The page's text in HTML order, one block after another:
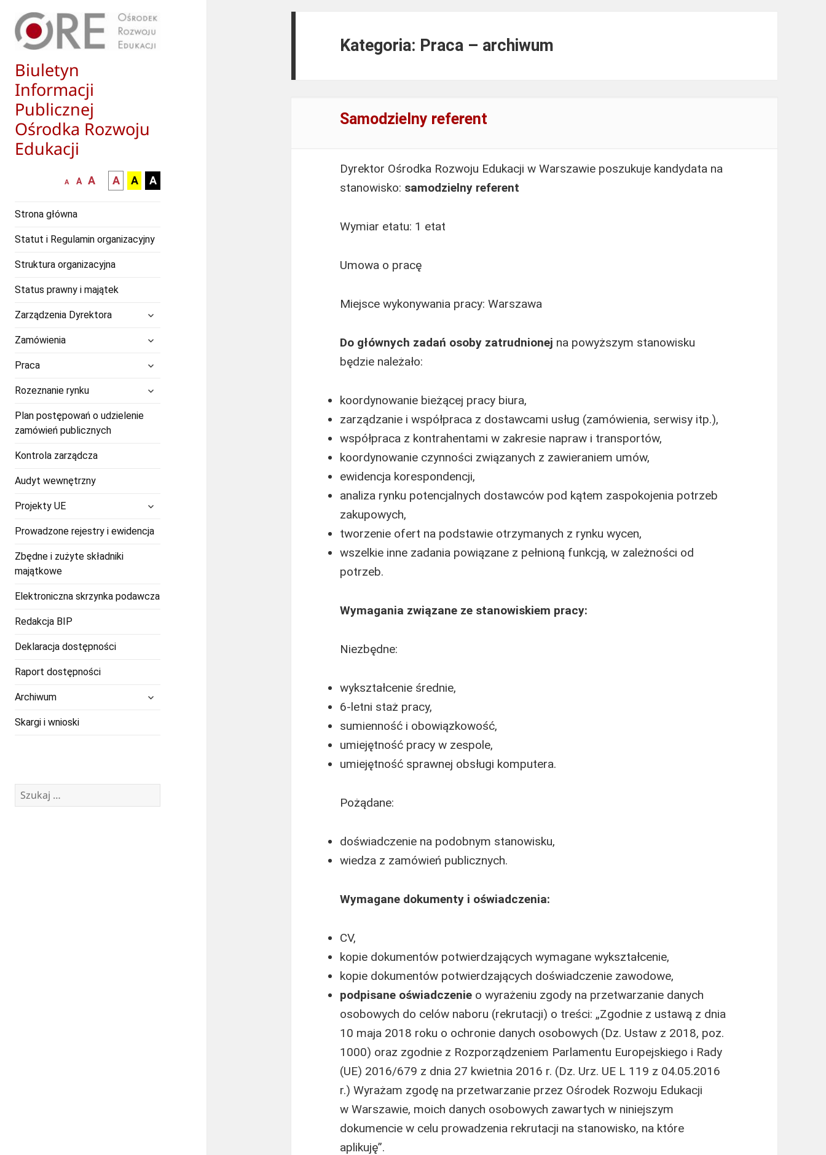
Biuletyn
Informacji
Publicznej
Ośrodka Rozwoju
Edukacji
mniejsza
A
normalna
A
większa-
czcionka
A
kontrast
czarny
białym
A
kontrast
czarny
zółtym
A
kontrast
żółty
A
Strona główna
Statut i Regulamin organizacyjny
Struktura organizacyjna
Status prawny i majątek
Zarządzenia Dyrektora
rozwiń
menu
Zamówienia
Praca
Rozeznanie rynkurozwiń
menu
potomne
Plan postępowań o udzielenie
zamówień publicznych
Kontrola zarządcza
Audyt wewnętrzny
Projekty UE
potomne
Prowadzone rejestry i ewidencja
Zbędne i zużyte składniki
majątkowe
Elektroniczna skrzynka podawcza
Redakcja BIP
Deklaracja dostępności
Raport dostępności
Archiwum
Skargi i wnioski
Szukaj:
Kategoria: Praca – archiwum
Samodzielny referent
Dyrektor Ośrodka Rozwoju Edukacji w Warszawie poszukuje kandydata na
stanowisko: samodzielny referent
Wymiar etatu: 1 etat
Umowa o pracę
Miejsce wykonywania pracy: Warszawa
Do głównych zadań osoby zatrudnionej na powyższym stanowisku
będzie należało:
koordynowanie bieżącej pracy biura,
zarządzanie i współpraca z dostawcami usług (zamówienia, serwisy itp.),
współpraca z kontrahentami w zakresie napraw i transportów,
koordynowanie czynności związanych z zawieraniem umów,
ewidencja korespondencji,
analiza rynku potencjalnych dostawców pod kątem zaspokojenia potrzeb
zakupowych,
tworzenie ofert na podstawie otrzymanych z rynku wycen,
wszelkie inne zadania powiązane z pełnioną funkcją, w zależności od
potrzeb.
Wymagania związane ze stanowiskiem pracy:
Niezbędne:
wykształcenie średnie,
6-letni staż pracy,
sumienność i obowiązkowość,
umiejętność pracy w zespole,
umiejętność sprawnej obsługi komputera.
Pożądane:
doświadczenie na podobnym stanowisku,
wiedza z zamówień publicznych.
Wymagane dokumenty i oświadczenia:
CV,
kopie dokumentów potwierdzających wymagane wykształcenie,
kopie dokumentów potwierdzających doświadczenie zawodowe,
podpisane oświadczenie o wyrażeniu zgody na przetwarzanie danych
osobowych do celów naboru (rekrutacji) o treści: „Zgodnie z ustawą z dnia
10 maja 2018 roku o ochronie danych osobowych (Dz. Ustaw z 2018, poz.
1000) oraz zgodnie z Rozporządzeniem Parlamentu Europejskiego i Rady
(UE) 2016/679 z dnia 27 kwietnia 2016 r. (Dz. Urz. UE L 119 z 04.05.2016
r.) Wyrażam zgodę na przetwarzanie przez Ośrodek Rozwoju Edukacji
w Warszawie, moich danych osobowych zawartych w niniejszym
dokumencie w celu prowadzenia rekrutacji na stanowisko, na które
aplikuję”.